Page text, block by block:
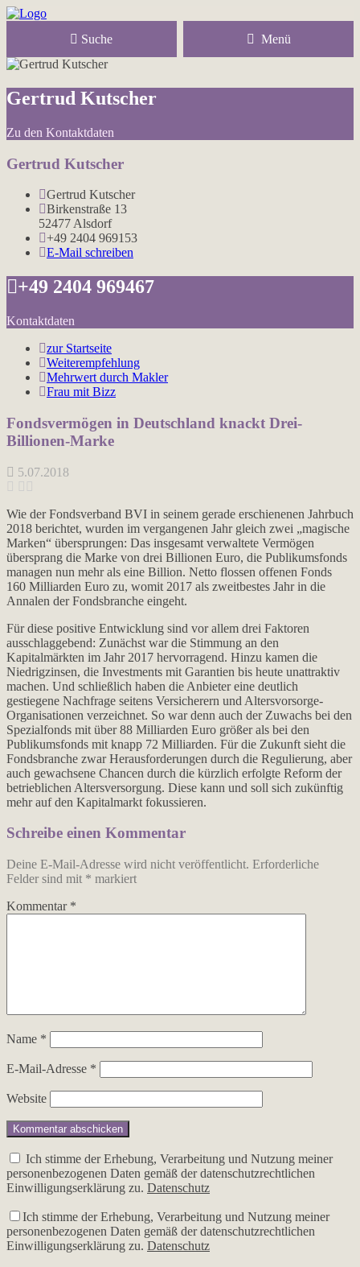
Suche Menü
Gertrud Kutscher
Zu den Kontaktdaten
Gertrud Kutscher
Gertrud Kutscher
Birkenstraße 13
52477 Alsdorf
+49 2404 969153
E-Mail schreiben
+49 2404 969467
Kontaktdaten
zur Startseite
Weiterempfehlung
Mehrwert durch Makler
Frau mit Bizz
Fondsvermögen in Deutschland knackt Drei-
Billionen-Marke
5.07.2018
Wie der Fondsverband BVI in seinem gerade erschienenen Jahrbuch
2018 berichtet, wurden im vergangenen Jahr gleich zwei „magische
Marken“ übersprungen: Das insgesamt verwaltete Vermögen
übersprang die Marke von drei Billionen Euro, die Publikumsfonds
managen nun mehr als eine Billion. Netto flossen offenen Fonds
160 Milliarden Euro zu, womit 2017 als zweitbestes Jahr in die
Annalen der Fondsbranche eingeht.
Für diese positive Entwicklung sind vor allem drei Faktoren
ausschlaggebend: Zunächst war die Stimmung an den
Kapitalmärkten im Jahr 2017 hervorragend. Hinzu kamen die
Niedrigzinsen, die Investments mit Garantien bis heute unattraktiv
machen. Und schließlich haben die Anbieter eine deutlich
gestiegene Nachfrage seitens Versicherern und Altersvorsorge-
Organisationen verzeichnet. So war denn auch der Zuwachs bei den
Spezialfonds mit über 88 Milliarden Euro größer als bei den
Publikumsfonds mit knapp 72 Milliarden. Für die Zukunft sieht die
Fondsbranche zwar Herausforderungen durch die Regulierung, aber
auch gewachsene Chancen durch die kürzlich erfolgte Reform der
betrieblichen Altersversorgung. Diese kann und soll sich zukünftig
mehr auf den Kapitalmarkt fokussieren.
Schreibe einen Kommentar
Deine E-Mail-Adresse wird nicht veröffentlicht. Erforderliche
Felder sind mit * markiert
Kommentar *
Name *
E-Mail-Adresse *
Website
Ich stimme der Erhebung, Verarbeitung und Nutzung meiner
personenbezogenen Daten gemäß der datenschutzrechtlichen
Einwilligungserklärung zu. Datenschutz
Ich stimme der Erhebung, Verarbeitung und Nutzung meiner
personenbezogenen Daten gemäß der datenschutzrechtlichen
Einwilligungserklärung zu. Datenschutz